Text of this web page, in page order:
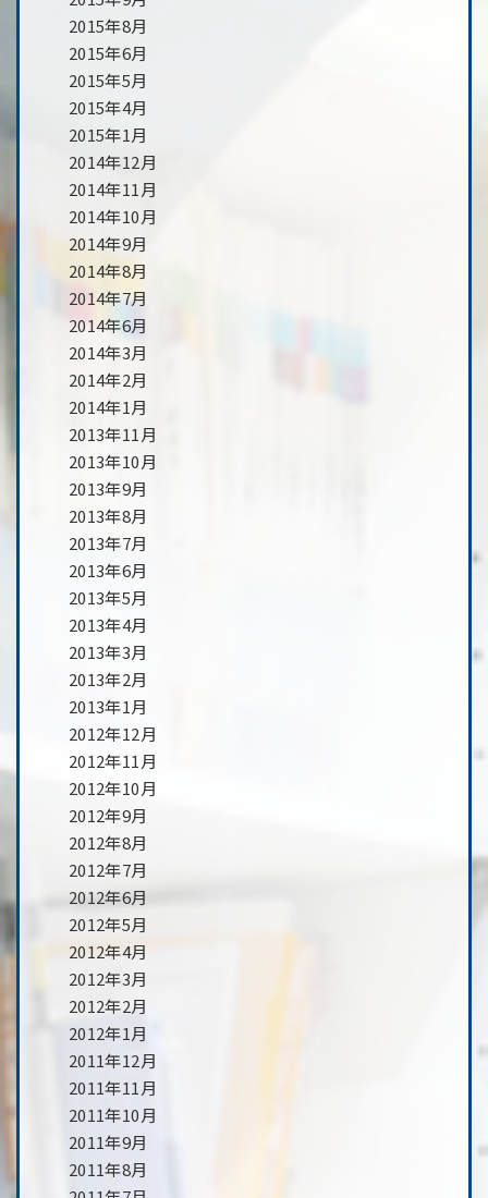
2015年8月
2015年6月
2015年5月
2015年4月
2015年1月
2014年12月
2014年11月
2014年10月
2014年9月
2014年8月
2014年7月
2014年6月
2014年3月
2014年2月
2014年1月
2013年11月
2013年10月
2013年9月
2013年8月
2013年7月
2013年6月
2013年5月
2013年4月
2013年3月
2013年2月
2013年1月
2012年12月
2012年11月
2012年10月
2012年9月
2012年8月
2012年7月
2012年6月
2012年5月
2012年4月
2012年3月
2012年2月
2012年1月
2011年12月
2011年11月
2011年10月
2011年9月
2011年8月